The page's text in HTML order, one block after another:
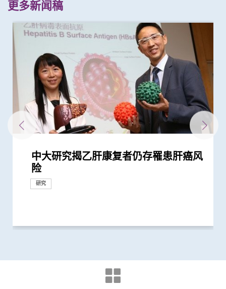
更多新闻稿
中大研究揭乙肝康复者仍存罹患肝癌风
险
研究
中大研究揭示脂肪肝问题不是肥胖人士
独有
研究
中大制订肝癌风险评估指数 准确预测
乙肝病人的肝癌风险
研究
中大研究显示新冠肺炎患者常见有肝脏
受损问题 建议监测患者肝功能 及早发
现病情恶化
中大研究发现每5名糖尿病患者中 1人
因脂肪肝引致严重肝纤维化或肝硬化
研究
中大最新研究揭示本港每年逾十万非酒
精性脂肪肝新症
研究
中大成功拆解肝癌免疫治疗耐药性机制
揭一种免疫细胞具「除废喂食」新功能
助癌细胞耐药性
中大于君教授创纪录成首位学者同年度
囊括顶尖出版社Cell Press三项大奖
奖项及荣誉
「赛马会年轻糖尿支援计划」为逾900
糖尿病年青患者提供连续血糖监测仪
数据显示有效管控血糖 大幅降低严...
与牛津大学十年研究合作 中大开发首
个华人糖尿预后预测模型
研究
中大医学院长达近20年追踪研究 揭示
妊娠糖尿及怀孕期血糖上升对孕妇及子
女的长期健康风险
中大与内地学者领导全球首个由中国学
者主理的《柳叶刀》癌症委员会报告
预计2050年肝癌患者翻倍 六成肝癌...
中大研究发现2型糖尿病对香港生产力
及经济造成重大损失 年轻群组影响尤
为严重
中大银屑病关节炎研究重要突破 成功
修复受损关节骨头 亦可保护关节结构
预防变形恶化
中大发现调整生活方式的介入治疗方案
可减轻近七成爱滋病病毒感染者的代谢
性脂肪肝病情
中大利用肠道微生物辨别慢性肠道疾病
研究
中大威院成功以单一导管同时修补二尖
瓣及三尖瓣 治疗严重心瓣倒流新突破
研究
中大利用大数据成功开发机器学习模型
精准预测老年糖尿病患者未来一年罹患
严重低血糖的风险
中大医学院研究应对肝癌免疫治疗的抗
药性
研究
中大研究发现咽峡炎链球菌可引致胃癌
研究
中大医学院于君教授成今年唯一来自本
港学府的学者 获颁「吴阶平—保罗．
杨森医学药学奖」
中大研究显示类风湿关节炎患者日服5
毫克皮质类固醇 出现心血管疾病的风
险增一倍
中大医学院成功破解肝癌适应免疫疗法
的关键 开创新型联合疗法作二期临床
研究
中大医学院两学者膺选为欧洲科学院外
籍院士
奖项及荣誉
新冠疫苗复必泰及科兴引发之「T细胞
反应」可有效预防不同新冠病毒变异株
引起的严重疾病
中大发现新基因标记可预测糖尿病人患
冠心病风险 凸显糖尿病精准治疗的潜
力
中大研究证实新冠口服药有效降低院舍
长者五成入院风险及防止病情恶化
研究
中大新技术有效评估艾滋病病毒感染者
的心脏病风险
研究
中大发现年轻糖尿病前期患者患糖尿病
的终生风险高达90% 心血管疾病风险增
近70%
中大研究显示持续服用RASi类药物可以
降低 2型糖尿病晚期肾病患者出现心肾
并发症的风险
中大全球首证血糖波动不稳的肥胖型糖
尿病患者有较高患癌风险 并证实接受
一类常用降血压药物的糖尿病患者患...
于君教授荣获中国工程科学界最高荣誉
奖项
奖项及荣誉
港大及中大医学院联合研究发现已接种
疫苗人士 在感染新型冠状病毒变异株
Omicron后能对不同的新冠病毒变异...
中大医学院领导国际研究显示 成人1 型
糖尿病的新症发病率较传统预期高
研究
中大崭新技术 以粪便细菌基因侦测大
肠癌及瘜肉复发 灵敏度逾九成
研究
中大发现新方法将肝肿瘤由「冷」转
「热」 激活免疫T细胞灭癌 助发展更有
效的新免疫疗法
四成港人肠道微生态失衡情况与新冠患
者类似 中大研发「微生态免疫力配
方」证有效促进新冠患者康复 有望提...
中大医学院联同全球糖尿病知名专家合
作四年 为《刺针》制定糖尿病多元综
合策略
中大研究显示糖尿病死亡率及并发症发
生率正下降 唯年轻糖尿病患者情况未
见改善
中大医学院与阿斯利康首度合作糖尿病
肾病研究 制订全球应对糖尿病肾病新
策略
患有多囊卵巢综合症华人女性的糖尿病
风险是非患病人士的4倍
研究
多元化预防衰老活动有助减低衰老状况
逾8成「前期衰老」长者逆转为「非衰
老」
中大为5,000港人免费验脑 开展人口
基础研究追踪本港脑健康状况
研究
中大发现严重睡眠窒息症未经治疗患者
手术后较易出现心血管问题 吁手术前
进行睡眠窒息症评估以减风险
中大成立「张金菱治疗柏金逊综合症研
究中心」 跨学科研崭新方法 减慢柏金
逊病程
中大全球首个「快速眼动睡眠行为障
碍」家庭研究 揭柏金逊病家族遗传倾
向高达6倍 追踪初期症状如便秘 可提...
中大研究证实低剂量三环抗抑郁药有助
改善难治性胃功能失调
研究
中大研究发现每6位糖尿病患者有1位出
现肾功能急剧下降
研究
中大研究警示怀孕妇女注意体重增幅
研究
中大研究证实银屑病关节炎患者炎症综
合指数持续达标 能降低罹患心血管疾
病风险
中大研究揭示全球大肠癌发病率有年轻
化趋势
研究
中大为本港老化人口制订标准化认知测
试 及早辨识认知障碍症患者
临床服务
中大研究证「消融化疗栓塞术」有效延
长肝癌患者无恶化存活期两倍
研究
中大研究发现维持体内铁质水平之关键
物质 如缺乏可致过量铁质积聚 损害主
要器官
中大医学院两教授齐获「药明康德生命
化学研究奖」
奖项及荣誉
中大公布世界首个全球「炎症性肠病」
於本世纪发病率及流行率系统性回顾研
究 发现本港发病率於过去30年急升...
中大开展全球首个以「视网膜影像」筛
查华人阿兹海默症研究
研究
中大研究发现心房颤动引致中风个案15
年间上升3倍 宜及早服用抗凝血药预防
中风
中大研究证实家居诊治睡眠窒息症成效
满意 可处理半数公立医院成人个案 大
幅缩减八成轮候时间
中大公布全球首个幽门螺旋菌流行病学
大型分析 揭全球44亿人感染 亚洲包括
香港逾半人口为带菌者
中大建议所有孕妇作口服葡萄糖耐量测
试 全港两成孕妇患妊娠糖尿 研究发现
其子女糖尿病风险为同龄儿童3倍
中大伙澳洲专家研究东半球炎症性肠病
获近年最大研究资助金额 势揭肠道微
生物群之谜
中大教授成为全球首位华人获颁「世界
中风组织主席中风贡献奖」 全球首创
「脉磁激法」助中风患者复修脑部功...
中大成立周佩芳认知障碍预防研究中心
设立一站式简易网站提供认知障碍症资
讯
中大全球首项研究确认新大肠癌高风险
群组
研究
中大成立全球首个华人「早发性认知障
碍症」研究登记册
研究
中大港大率先应用3D打印技术于复杂
心脏手术
研究
中大与全球30多国专家合作研究 发现
小中风新药物疗法
研究
中大与多国中风专家领导一项全球研究
发现及早评估与治疗「小中风」可降低
七成中风风险
中大就七种常见呼吸道病毒进行全港首
个流行病学分析 发现「呼吸道合胞病
毒」及「甲型流感」为两大致命病毒
中大公布亚洲首项针对肥胖「睡眠窒息
症」患者生活模式研究 证实个人化辅
导疗程有效减轻病情
中大筛查发现每三名社区长者就有一人
患脑小血管病 藉世界中风日呼吁及早
预防
中大研究「肠道微生物移植」治疗难辨
梭菌感染 治愈率为传统抗生素治疗的3
倍
中大率先引入「高频信号检测」技术以
确定脑部手术范围 有效提升复杂性脑
痫症手术成效约三成
中大医学院许树昌教授于《刺针》发表
评论新沙士文章 强调医院感染控制措
施对控制疫情极为重要
中大倡议新药物治疗标准逆转脑血管硬
化
研究
中大研究指朋侪关顾 可减少受情绪困
扰之糖尿患者住院百分比
研究
中大与养和医院携手研究 发现抑郁症
患者出现睡眠行为障碍或是脑退化先兆
研究
中大提倡结合房颤筛查及药物教育 助
长者减低中风风险
临床服务
社区衰老状况筛查 发现65岁或以上的
社区人口中 过半已踏入前期衰老
研究
中大发现糖尿患者患抑郁症风险为一般
人的两倍 倡以一分钟问卷及早评估糖
尿患者的精神健康状况
中大发现「经血管乙醇消融术 」治肝
癌 七成机会完全消灭肿瘤
研究
头颈放射治疗增中风风险 中大证实
「颈动脉支架成型术」成效显著
研究
中大设计生活模式辅导计划 六成脂肪
肝患者不药而愈
健康推广计划
中大与理大携手在威院推行24小时远程
中风溶栓治疗服务
临床服务
中大公布香港慢性肾病透析患者就业研
究并提倡中末期患者接受透析前的早期
教育计划
中大公布小中风的最新药物治疗方法
研究
香港和澳门的炎症性肠病新增个案高踞
亚太区首三位 中大成立资料库助市民
增加认知
中大四科研项目荣获国家教育部高等学
校科学研究优秀成果奖 为本港院校之
冠
中文大学与上海交通大学成功发现预测
中国人糖尿病的基因标记
研究
中大率先采用三维心脏超声波以识别高
风险二尖瓣脱垂患者
研究
中大建议以舒缓性手法护理末期脑退化
症患者的吞咽困难
研究
逾四分一成年港人患有脂肪肝 情况不
容忽视 中大首推无创肝脂肪检查 助患
者及早诊断
抗病毒治疗能预防肝癌复发 中大代表
香港拟定亚太区慢性乙肝治疗指引
研究
中大研究发现摄取过量盐份会导致高血
压及增加中风机会
研究
中大展开全港睡眠健康教育及改善计划
建立健康睡眠及健康校园生活
健康推广计划
中大及港大研究团队携手成功发现脑痫
新基因标记
研究
中大进行全民肝脏健康普查 推算百万
港人患脂肪肝
研究
中大率亚洲肾科专家倡议慢性肾病早期
诊断计划
研究
中大发现脂肪肝患者患大肠瘜肉机会较
高
研究
中大发现男性贺尔蒙诱发肝癌基因 解
开男性发病率较女性高之谜
研究
中大证实为颈血管狭窄进行支架成型治
疗及 为心脏衰竭患者植入心脏肌肉收
缩调节器成效显着
中大三名学者获颁本年度裘槎基金会优
秀科研者奖
奖项及荣誉
中大公布本港严重人类猪型流感的最新
情况
研究